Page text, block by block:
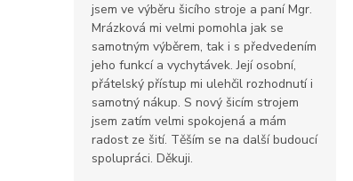
jsem ve výběru šicího stroje a paní Mgr.
Mrázková mi velmi pomohla jak se
samotným výběrem, tak i s předvedením
jeho funkcí a vychytávek. Její osobní,
přátelský přístup mi ulehčil rozhodnutí i
samotný nákup. S nový šicím strojem
jsem zatím velmi spokojená a mám
radost ze šití. Těším se na další budoucí
spolupráci. Děkuji.